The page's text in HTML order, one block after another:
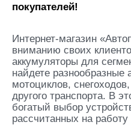
покупателей!
Интернет-магазин
вниманию своих
аккумуляторы для
найдете разнообразные
мотоциклов,
другого транспорта. В
богатый выбор
рассчитанных на